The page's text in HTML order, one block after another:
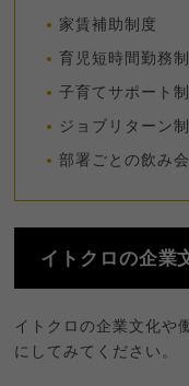
家賃補助制度
育児短時間勤務
子育てサポート
ジョブリターン
部署ごとの飲み
イトクロの企業
イトクロの企業文化や
にしてみてください。